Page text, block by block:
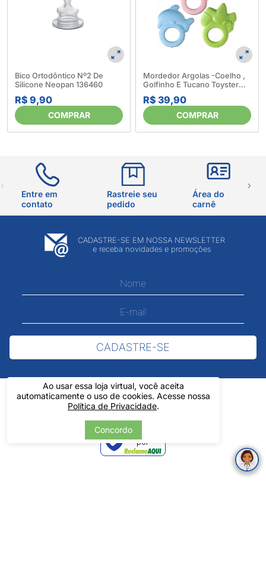
Bico Ortodôntico Nº2 De
Silicone Neopan 136460
R$ 9,90
COMPRAR
Mordedor Argolas -Coelho ,
Golfinho E Tucano Toyster
282423
R$ 39,90
COMPRAR
Ao usar essa loja virtual, você aceita
automaticamente o uso de cookies. Acesse nossa
Política de Privacidade.
Concordo
Entre em
contato
Rastreie seu
pedido
Área do
carnê
CADASTRE-SE EM NOSSA NEWSLETTER
e receba novidades e promoções
CADASTRE-SE
Verificada
por